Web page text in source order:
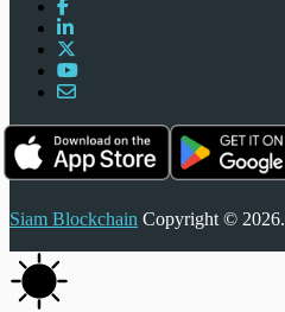
Siam Blockchain Copyright © 2026.